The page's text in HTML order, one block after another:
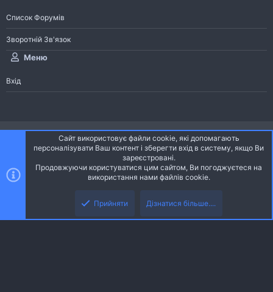
Список Форумів
Зворотній Зв'язок
Меню
Вхід
Ніч
Українська (UA)
S
Community platform by XenForo® © 2010-2026 XenForo Ltd.
Community platform by XenForo © 2010-2022 XenForo Ltd. | dev: Pages
Сайт використовує файли cookie, які допомагають
персоналізувати Ваш контент і зберегти вхід в систему, якщо Ви
зареєстровані.
Продовжуючи користуватися цим сайтом, Ви погоджуєтеся на
використання нами файлів cookie.
Прийняти Дізнатися більше....